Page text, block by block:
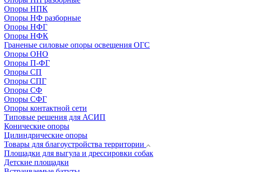
Опоры НПК
Опоры НФ разборные
Опоры НФГ
Опоры НФК
Граненые силовые опоры освещения ОГС
Опоры ОНО
Опоры П-ФГ
Опоры СП
Опоры СПГ
Опоры СФ
Опоры СФГ
Опоры контактной сети
Типовые решения для АСИП
Конические опоры
Цилиндрические опоры
Товары для благоустройства территории
Площадки для выгула и дрессировки собак
Детские площадки